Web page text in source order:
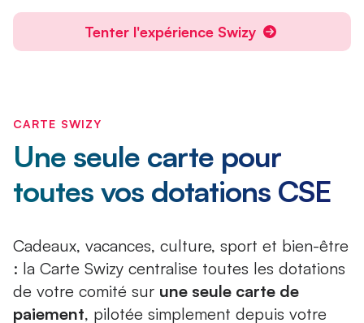
Tenter l'expérience Swizy
CARTE SWIZY
Une seule carte pour
toutes vos dotations CSE
Cadeaux, vacances, culture, sport et bien-être
: la Carte Swizy centralise toutes les dotations
de votre comité sur une seule carte de
paiement, pilotée simplement depuis votre